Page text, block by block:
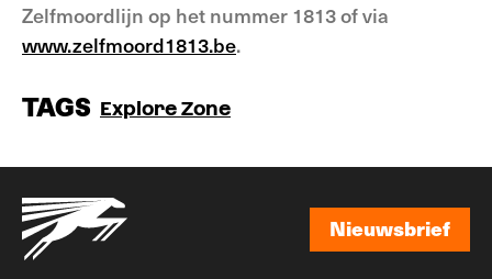
Zelfmoordlijn op het nummer 1813 of via
www.zelfmoord1813.be.
TAGS Explore Zone
Nieuwsbrief